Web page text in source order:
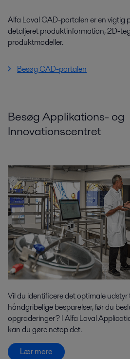
Alfa Laval CAD-portalen er en vigtig
detaljeret produktinformation, 2D-
produktmodeller.
Besøg CAD-portalen
Besøg Applikations- og
Innovationscentret
Vil du identificere det optimale
håndgribelige besparelser, før du
opgraderinger? I Alfa Laval
kan du gøre netop det.
Lær mere